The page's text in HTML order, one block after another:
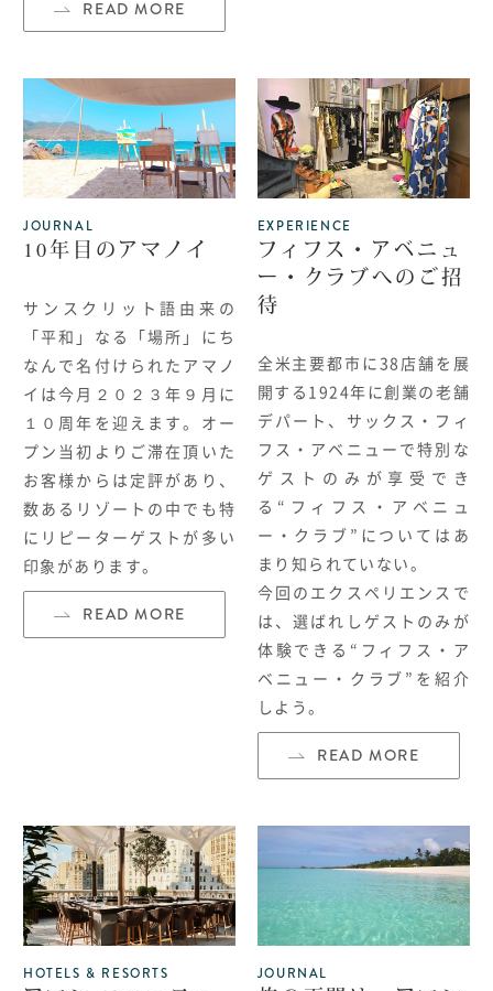
READ MORE
JOURNAL
10年目のアマノイ
サンスクリット語由来の
「平和」なる「場所」にち
なんで名付けられたアマノ
イは今月２０２３年９月に
１０周年を迎えます。オー
プン当初よりご滞在頂いた
お客様からは定評があり、
数あるリゾートの中でも特
にリピーターゲストが多い
印象があります。
READ MORE
EXPERIENCE
フィフス・アベニュ
ー・クラブへのご招
待
全米主要都市に 38 店舗を展
開する 1924年に創業の老舗
デパート、サックス・フィ
フス・アベニューで特別な
ゲストのみが享受でき
る“フィフス・アベニュ
ー・クラブ ” についてはあ
まり知られていない。
今回のエクスペリエンスで
は、選ばれしゲストのみが
体験できる“フィフス・ア
ベニュー・クラブ ” を紹介
しよう。
READ MORE
HOTELS & RESORTS JOURNAL